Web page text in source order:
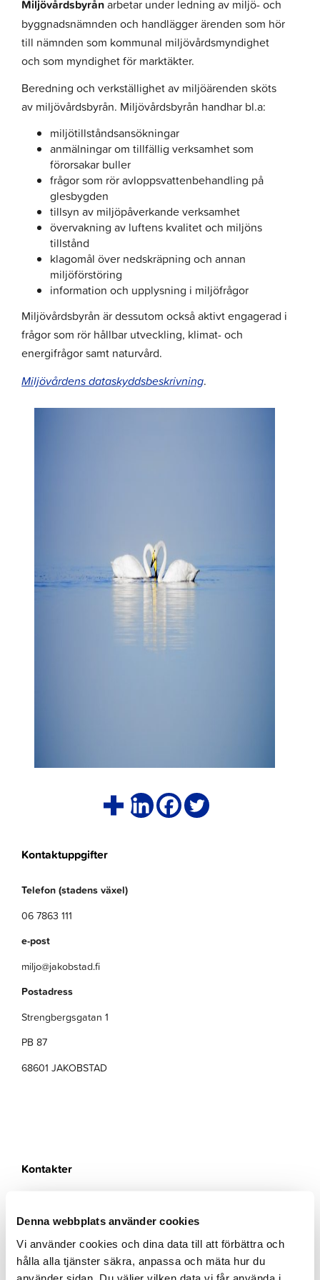
Denna webbplats använder cookies
Vi använder cookies och dina data till att förbättra och
hålla alla tjänster säkra, anpassa och mäta hur du
använder sidan. Du väljer vilken data vi får använda i
Miljövårdsbyrånarbetar under ledning av miljö- och
byggnadsnämnden och handlägger ärenden som hör
till nämnden som kommunal miljövårdsmyndighet
och som myndighet för marktäkter.
Beredning och verkställighet av miljöärenden sköts
av miljövårdsbyrån. Miljövårdsbyrån handhar bl.a:
miljötillståndsansökningar
anmälningar om tillfällig verksamhet som
förorsakar buller
frågor som rör avloppsvattenbehandling på
glesbygden
tillsyn av miljöpåverkande verksamhet
övervakning av luftens kvalitet och miljöns
tillstånd
klagomål över nedskräpning och annan
miljöförstöring
information och upplysning i miljöfrågor
Miljövårdsbyrån är dessutom också aktivt engagerad i
frågor som rör hållbar utveckling, klimat- och
energifrågor samt naturvård.
Miljövårdens dataskyddsbeskrivning.
Kontaktuppgifter
Telefon (stadens växel)
06 7863 111
e-post
miljo@jakobstad.fi
Postadress
Strengbergsgatan 1
PB 87
68601 JAKOBSTAD
Kontakter
Miljövårdschef
Miljövårdsbyrån
sofia.zittra-barsund@jakobstad.fi
044 785 1678